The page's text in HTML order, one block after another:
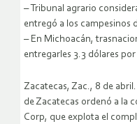
– Tribunal agrario
entregó a los campesinos
– En Michoacán,
entregarles 3.3 dólares
Zacatecas, Zac., 8 de
de Zacatecas ordenó a la
Corp, que explota el